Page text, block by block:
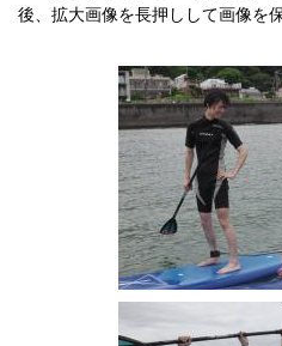
後、拡大画像を長押しして画像を